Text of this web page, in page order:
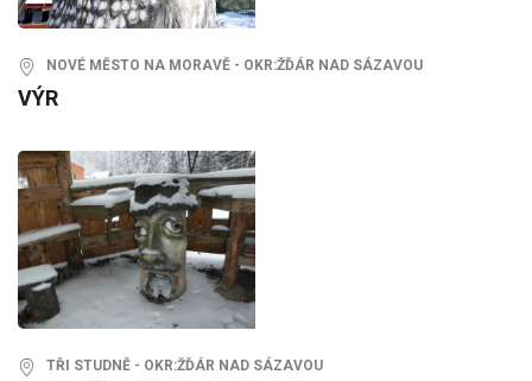
NOVÉ MĚSTO NA MORAVĚ - OKR:ŽĎÁR NAD SÁZAVOU
VÝR
TŘI STUDNĚ - OKR:ŽĎÁR NAD SÁZAVOU